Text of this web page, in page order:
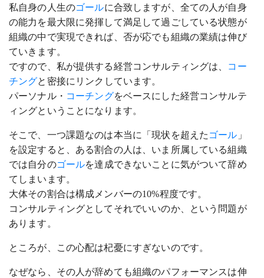
私自身の人生のゴールに合致しますが、全ての人が自身
の能力を最大限に発揮して満足して過ごしている状態が
組織の中で実現できれば、否が応でも組織の業績は伸び
ていきます。
ですので、私が提供する経営コンサルティングは、 コー
チングと密接にリンクしています。
パーソナル・ コーチングをベースにした経営コンサルテ
ィングということになります。
そこで、一つ課題なのは本当に「現状を超えた ゴール 」
を設定すると、ある割合の人は、いま所属している組織
では自分のゴールを達成できないことに気がついて辞め
てしまいます。
大体その割合は構成メンバーの10%程度です。
コンサルティングとしてそれでいいのか、という問題が
あります。
ところが、この心配は杞憂にすぎないのです。
なぜなら、その人が辞めても組織のパフォーマンスは伸